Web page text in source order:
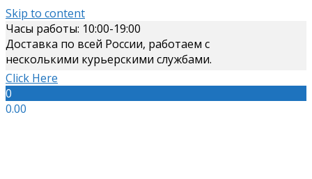
Skip to content
Часы работы: 10:00-19:00
Доставка по всей России, работаем с
несколькими курьерскими службами.
Click Here
0
0.00